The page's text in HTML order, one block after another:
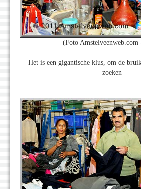
(Foto Amstelveenweb.com
Het is een gigantische klus, om de
zoeken